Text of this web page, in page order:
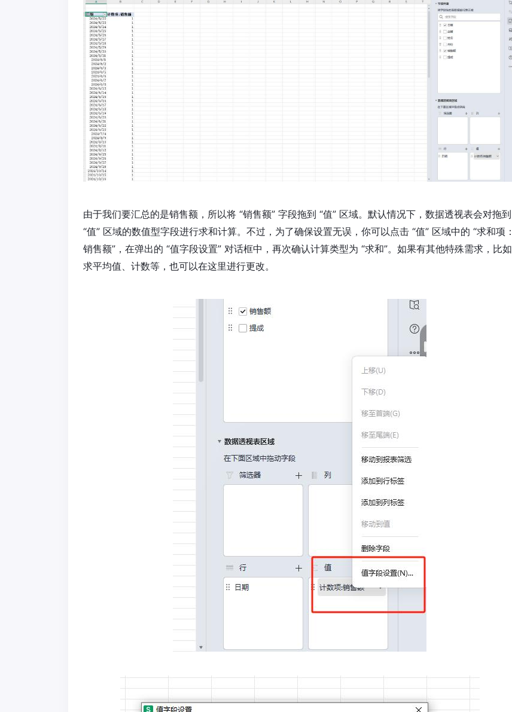
由于我们要汇总的是销售额，所以将 “销售额” 字段拖到 “值” 区域。默认情况下，数据透视表会对拖到
“值” 区域的数值型字段进行求和计算。不过，为了确保设置无误，你可以点击 “值” 区域中的 “求和项：
销售额”，在弹出的 “值字段设置” 对话框中，再次确认计算类型为 “求和”。如果有其他特殊需求，比如
求平均值、计数等，也可以在这里进行更改。